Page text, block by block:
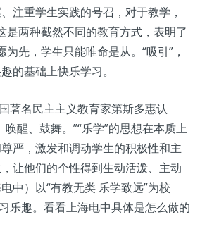
注重学生实践的号召，对于教学，
是两种截然不同的教育方式，表明了
先，学生只能唯命是从。“吸引”，
的基础上快乐学习。
著名民主主义教育家第斯多惠认
醒、鼓舞。”“乐学”的思想在本质上
严，激发和调动学生的积极性和主
让他们的个性得到生动活泼、主动
中）以“有教无类 乐学致远”为校
乐趣。看看上海电中具体是怎么做的